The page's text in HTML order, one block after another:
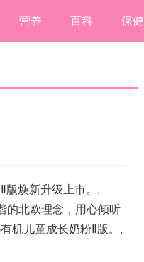
营养 百科 保健
焕新升级上市。 ,
的北欧理念，用心倾听
机儿童成长奶粉Ⅱ版。 ,